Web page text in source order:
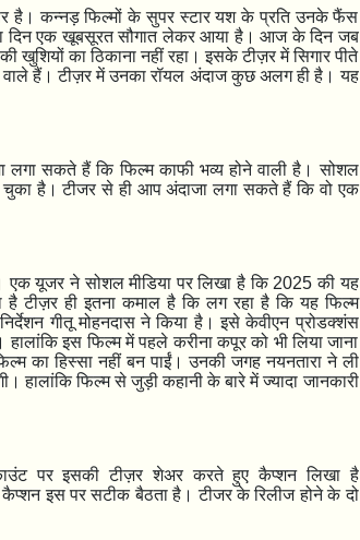
है। कन्नड़ फिल्मों के सुपर स्टार यश के प्रति उनके फैंस
दिन एक खूबसूरत सौगात लेकर आया है। आज के दिन जब
खुशियों का ठिकाना नहीं रहा। इसके टीज़र में सिगार पीते
वाले हैं। टीज़र में उनका रॉयल अंदाज कुछ अलग ही है। यह
सकते हैं कि फिल्म काफी भव्य होने वाली है। सोशल
है। टीजर से ही आप अंदाजा लगा सकते हैं कि वो एक
यूजर ने सोशल मीडिया पर लिखा है कि 2025की यह
टीज़र ही इतना कमाल है कि लग रहा है कि यह फिल्म
गीतू मोहनदास ने किया है। इसे केवीएन प्रोडक्शंस
इस फिल्म में पहले करीना कपूर को भी लिया जाना
का हिस्सा नहीं बन पाईं। उनकी जगह नयनतारा ने ली
हालांकि फिल्म से जुड़ी कहानी के बारे में ज्यादा जानकारी
पर इसकी टीज़र शेअर करते हुए कैप्शन लिखा है
इस पर सटीक बैठता है। टीजर के रिलीज होने के दो